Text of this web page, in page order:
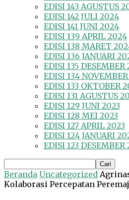
EDISI 143 AGUSTUS
EDISI 142 JULI 2024
EDISI 141 JUNI 2024
EDISI 139 APRIL 2024
EDISI 138 MARET
EDISI 136 JANUARI
EDISI 135 DESEMBER
EDISI 134
EDISI 133 OKTOBER
EDISI 131 AGUSTUS
EDISI 129 JUNI 2023
EDISI 128 MEI 2023
EDISI 127 APRIL 2023
EDISI 124 JANUARI
EDISI 123 DESEMBER
Beranda Uncategorized
Kolaborasi Percepatan